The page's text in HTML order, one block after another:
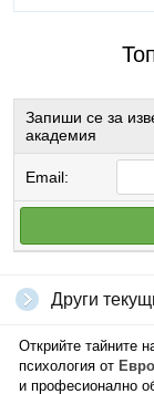
Запиши се за
академия
Email:
Други
Открийте тайните
психология от
и професионално